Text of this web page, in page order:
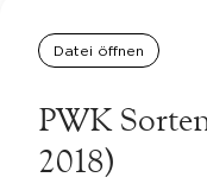
Datei öffnen
PWK
2018)